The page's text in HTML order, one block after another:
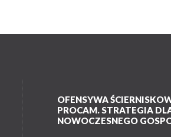
OFENSYWA
PROCAM. STRATEGIA
NOWOCZESNEGO